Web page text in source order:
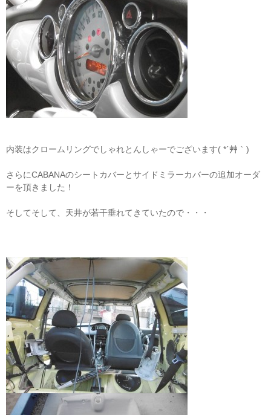
内装はクロームリングでしゃれとんしゃーでございます( *´艸｀)
さらにCABANAのシートカバーとサイドミラーカバーの追加オーダ
ーを頂きました！
そしてそして、天井が若干垂れてきていたので・・・